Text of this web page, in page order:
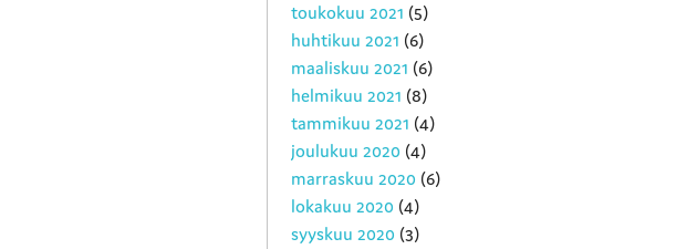
toukokuu 2021 (5)
huhtikuu 2021 (6)
maaliskuu 2021 (6)
helmikuu 2021 (8)
tammikuu 2021 (4)
joulukuu 2020 (4)
marraskuu 2020 (6)
lokakuu 2020 (4)
syyskuu 2020 (3)